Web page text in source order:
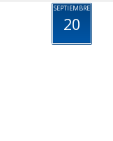
SEPTIEMBRE
20